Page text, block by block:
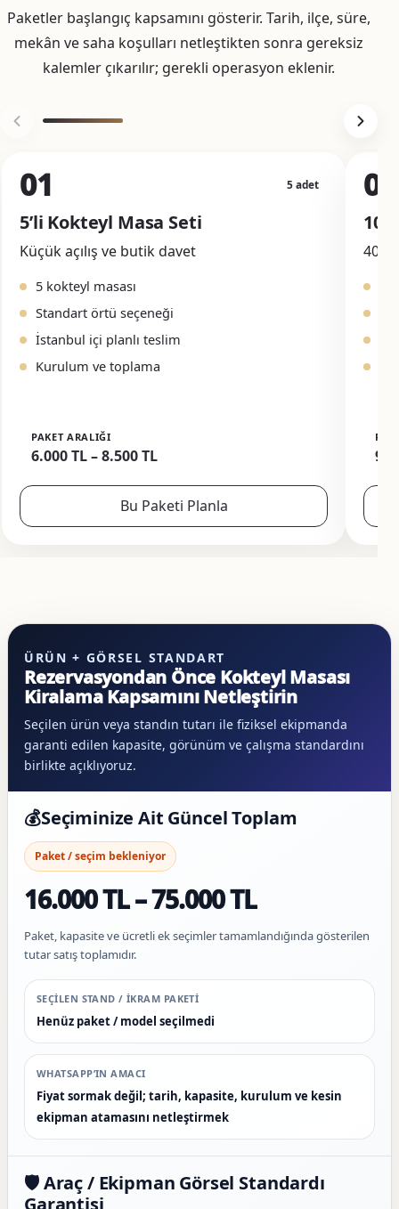
Paketler başlangıç kapsamını gösterir. Tarih, ilçe, süre,
mekân ve saha koşulları netleştikten sonra gereksiz
kalemler çıkarılır; gerekli operasyon eklenir.
01 5 adet
5’li Kokteyl Masa Seti
Küçük açılış ve butik davet
5 kokteyl masası
Standart örtü seçeneği
İstanbul içi planlı teslim
Kurulum ve toplama
PAKET ARALIĞI
6.000 TL – 8.500 TL
Bu Paketi Planla
02
ÜRÜN + GÖRSEL STANDART
Rezervasyondan Önce Kokteyl Masası
Kiralama Kapsamını Netleştirin
Seçilen ürün veya standın tutarı ile fiziksel ekipmanda
garanti edilen kapasite, görünüm ve çalışma standardını
birlikte açıklıyoruz.
💰Seçiminize Ait Güncel Toplam
Paket / seçim bekleniyor
16.000 TL – 75.000 TL
Paket, kapasite ve ücretli ek seçimler tamamlandığında gösterilen
tutar satış toplamıdır.
SEÇILEN STAND / IKRAM PAKETI
Henüz paket / model seçilmedi
WHATSAPP’IN AMACI
Fiyat sormak değil; tarih, kapasite, kurulum ve kesin
ekipman atamasını netleştirmek
🛡️ Araç / Ekipman Görsel Standardı